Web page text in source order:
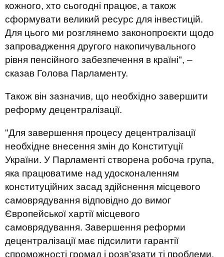
кожного, хто сьогодні працює, а також
сформувати великий ресурс для інвестицій.
Для цього ми розглянемо законопроєкти щодо
запровадження другого накопичувального
рівня пенсійного забезпечення в країні", –
сказав Голова Парламенту.
Також він зазначив, що необхідно завершити
реформу децентралізації.
"Для завершення процесу децентралізації
необхідне внесення змін до Конституції
України. У Парламенті створена робоча група,
яка працюватиме над удосконаленням
конституційних засад здійснення місцевого
самоврядування відповідно до вимог
Європейської хартії місцевого
самоврядування. Завершення реформи
децентралізації має підсилити гарантії
спроможності громад і розв’язати ті проблеми,